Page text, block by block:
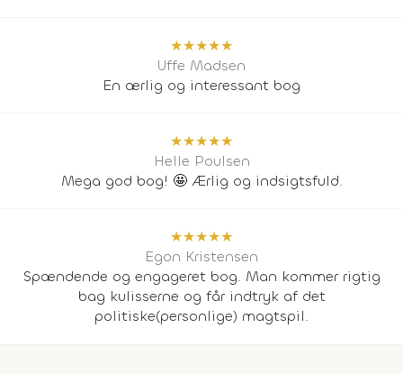
★★★★★
Uffe Madsen
En ærlig og interessant bog
★★★★★
Helle Poulsen
Mega god bog! 🤩 Ærlig og indsigtsfuld.
★★★★★
Egon Kristensen
Spændende og engageret bog. Man kommer rigtig
bag kulisserne og får indtryk af det
politiske(personlige) magtspil.